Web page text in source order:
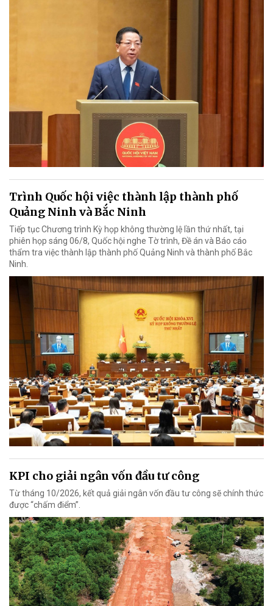
Trình Quốc hội việc thành lập thành phố
Quảng Ninh và Bắc Ninh
Tiếp tục Chương trình Kỳ họp không thường lệ lần thứ nhất, tại
phiên họp sáng 06/8, Quốc hội nghe Tờ trình, Đề án và Báo cáo
thẩm tra việc thành lập thành phố Quảng Ninh và thành phố Bắc
Ninh.
KPI cho giải ngân vốn đầu tư công
Từ tháng 10/2026, kết quả giải ngân vốn đầu tư công sẽ chính thức
được “chấm điểm”.